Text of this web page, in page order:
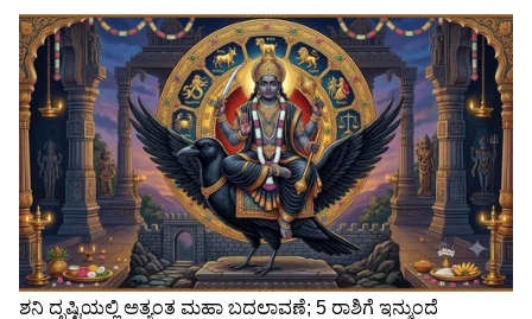
ಅಷ್ಟಕ್ಕೂ ಏನಾಯ್ತು?
ನಿರ್ದೇಶಕಿ ಗೀತೂ ಮೋಹನ್‌ದಾಸ್
ಕಣ್ಣೀರು ಹಾಕಿದ್ದೇಕೆ? ಟಾಕ್ಸಿಕ್
'ಸ್ಪೆಷಲ್ ಲೇಡೀಸ್' ನಾಯಕಿಯರು
ಹೇಳಿದ್ದೇನು?
ರಾಕಿ ಬಳಗಕ್ಕೆ ಯಶ್‌ 'ರಾಕಿಂಗ್‌'
ಗಿಫ್ಟ್‌..: 'ಟಾಕ್ಸಿಕ್‌' ಬಗ್ಗೆ ಮೊದಲ
ಬಾರಿಗೆ ಮೌನ ಮುರಿದ 'ಅಣ್ತಮ್ಮ'